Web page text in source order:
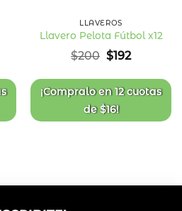
de
deseos
LLAVEROS
Llavero Pelota Fútbol x12
$200 El
original
era:
$200.
$192El
actual
es:
¡Compralo en12 cuotas
de$16!